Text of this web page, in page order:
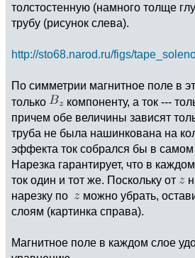
толстостенную (намного толще
трубу (рисунок слева).
http://sto68.narod.ru/figs/
По симметрии магнитное поле в
только
компоненту, а ток ---
причем обе величины зависят
труба не была нашинкована на
эффекта ток собрался бы в
Нарезка гарантирует, что в
ток один и тот же. Поскольку от
нарезку по
можно убрать,
слоям (картинка справа).
Магнитное поле в каждом слое